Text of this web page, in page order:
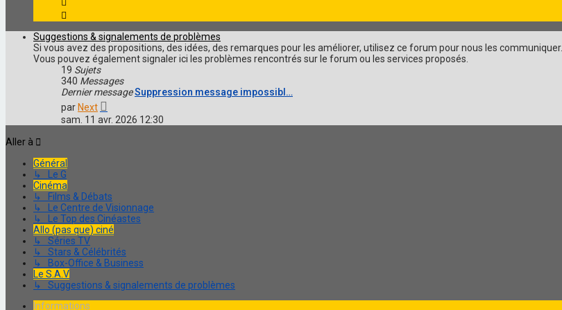
Suggestions & signalements de problèmes
Si vous avez des propositions, des idées, des remarques pour les améliorer, utilisez ce forum pour nous les communiquer.
Vous pouvez également signaler ici les problèmes rencontrés sur le forum ou les services proposés.
19 Sujets
340 Messages
Dernier messageSuppression message impossibl…
par Next
le
dernier
sam. 11 avr. 2026 12:30
Aller à
Général
↳ Le G
Cinéma
↳ Films & Débats
↳ Le Centre de Visionnage
↳ Le Top des Cinéastes
Allo (pas que) ciné
↳ Séries TV
↳ Stars & Célébrités
↳ Box-Office & Business
Le S.A.V
↳ Suggestions & signalements de problèmes
Informations